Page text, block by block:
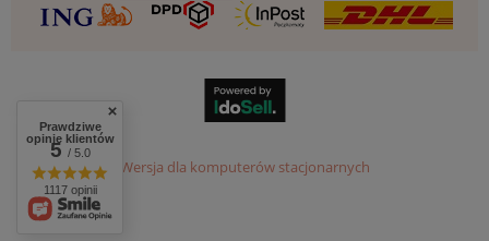
Wersja dla komputerów stacjonarnych
Prawdziwe
opinie klientów
5/ 5.0
1117 opinii